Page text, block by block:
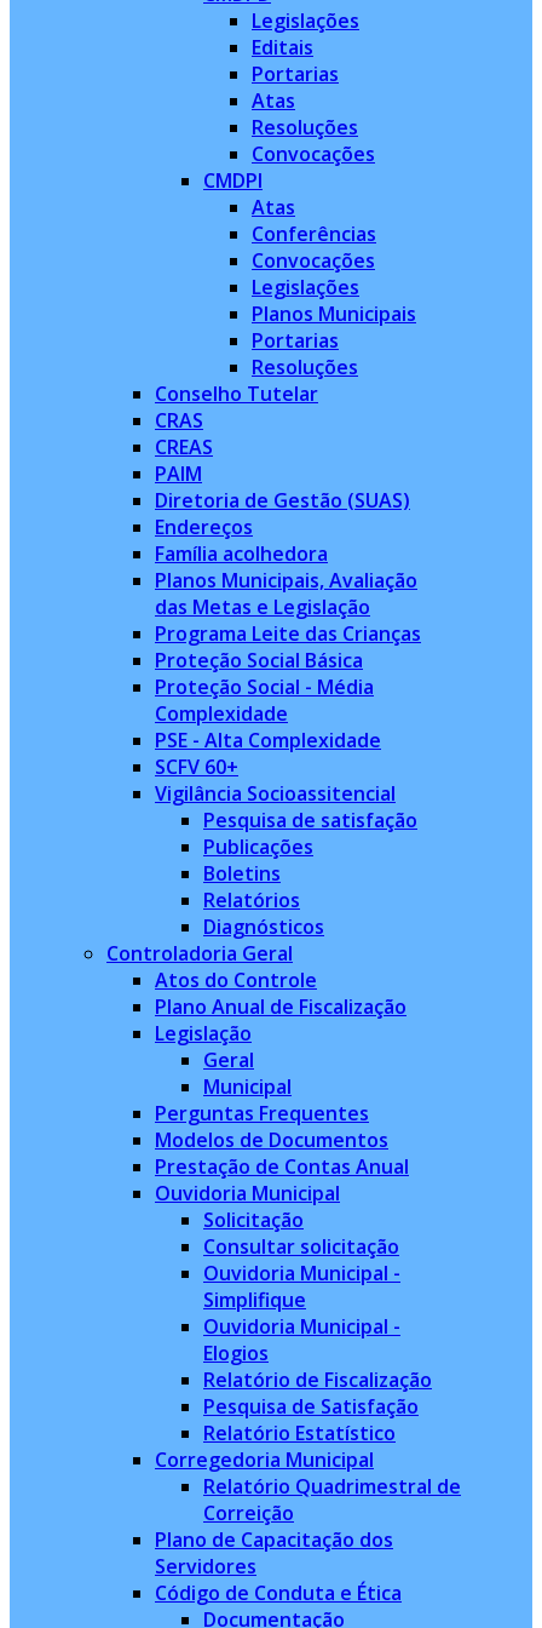
Legislações
Editais
Portarias
Atas
Resoluções
Convocações
CMDPI
Atas
Conferências
Convocações
Legislações
Planos Municipais
Portarias
Resoluções
Conselho Tutelar
CRAS
CREAS
PAIM
Diretoria de Gestão (SUAS)
Endereços
Família acolhedora
Planos Municipais, Avaliação
das Metas e Legislação
Programa Leite das Crianças
Proteção Social Básica
Proteção Social - Média
Complexidade
PSE - Alta Complexidade
SCFV 60+
Vigilância Socioassitencial
Pesquisa de satisfação
Publicações
Boletins
Relatórios
Diagnósticos
Controladoria Geral
Atos do Controle
Plano Anual de Fiscalização
Legislação
Geral
Municipal
Perguntas Frequentes
Modelos de Documentos
Prestação de Contas Anual
Ouvidoria Municipal
Solicitação
Consultar solicitação
Ouvidoria Municipal -
Simplifique
Ouvidoria Municipal -
Elogios
Relatório de Fiscalização
Pesquisa de Satisfação
Relatório Estatístico
Corregedoria Municipal
Relatório Quadrimestral de
Correição
Plano de Capacitação dos
Servidores
Código de Conduta e Ética
Documentação